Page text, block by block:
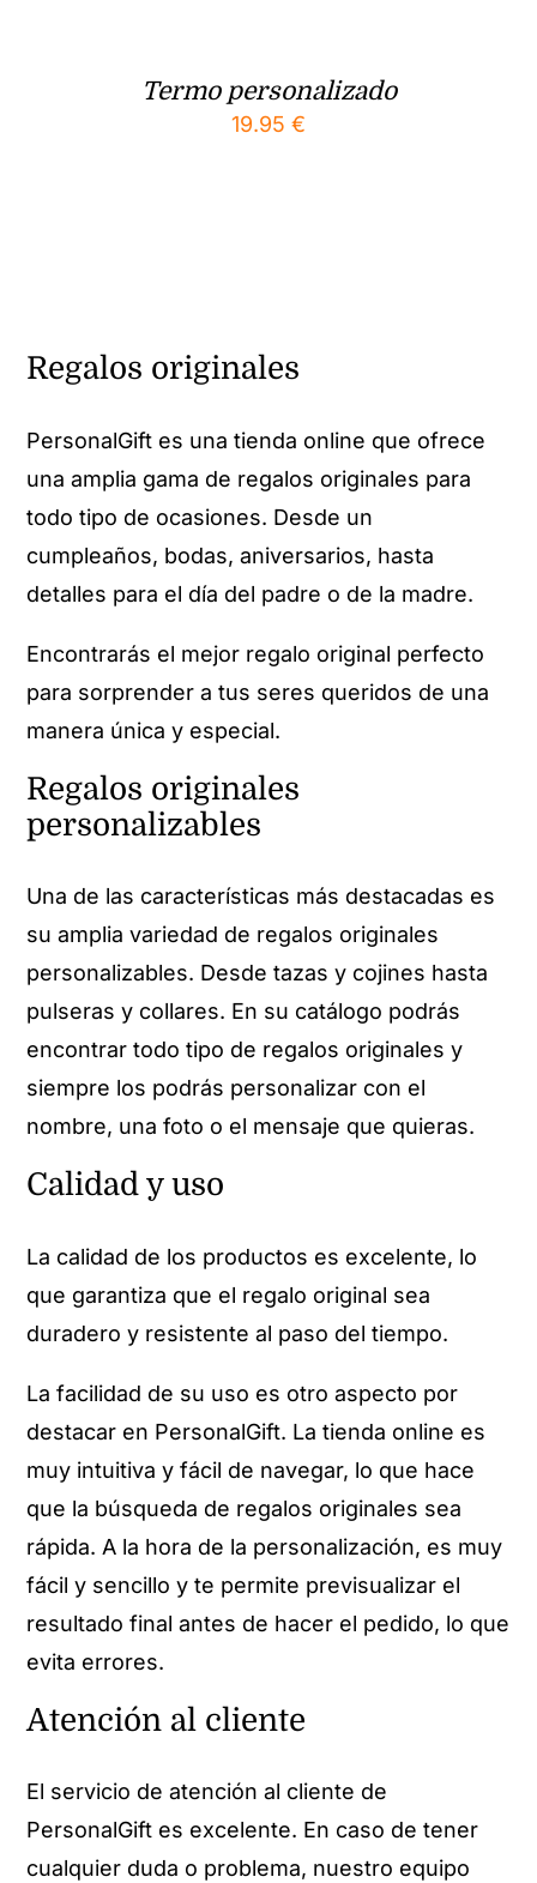
Termo personalizado
19.95 €
Regalos originales
PersonalGift es una tienda online que ofrece
una amplia gama de regalos originales para
todo tipo de ocasiones. Desde un
cumpleaños, bodas, aniversarios, hasta
detalles para el día del padre o de la madre.
Encontrarás el mejor regalo original perfecto
para sorprender a tus seres queridos de una
manera única y especial.
Regalos originales
personalizables
Una de las características más destacadas es
su amplia variedad de regalos originales
personalizables. Desde tazas y cojines hasta
pulseras y collares. En su catálogo podrás
encontrar todo tipo de regalos originales y
siempre los podrás personalizar con el
nombre, una foto o el mensaje que quieras.
Calidad y uso
La calidad de los productos es excelente, lo
que garantiza que el regalo original sea
duradero y resistente al paso del tiempo.
La facilidad de su uso es otro aspecto por
destacar en PersonalGift. La tienda online es
muy intuitiva y fácil de navegar, lo que hace
que la búsqueda de regalos originales sea
rápida. A la hora de la personalización, es muy
fácil y sencillo y te permite previsualizar el
resultado final antes de hacer el pedido, lo que
evita errores.
Atención al cliente
El servicio de atención al cliente de
PersonalGift es excelente. En caso de tener
cualquier duda o problema, nuestro equipo